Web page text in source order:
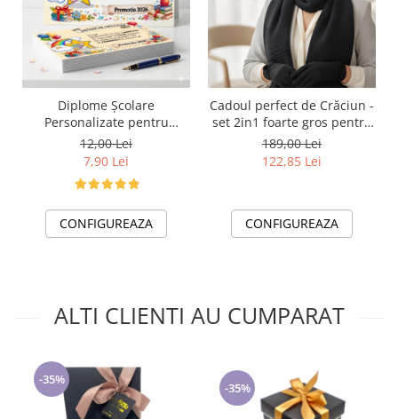
Diplome Școlare
Personalizate pentru
Absolventi de scoala sau
gradinita
12,00 Lei
7,90 Lei
CONFIGUREAZA
Cadoul perfect de Crăciun -
set 2in1 foarte gros pentru
femei 5709 negru
189,00 Lei
122,85 Lei
CONFIGUREAZA
ALTI CLIENTI AU CUMPARAT
-35%
-35%